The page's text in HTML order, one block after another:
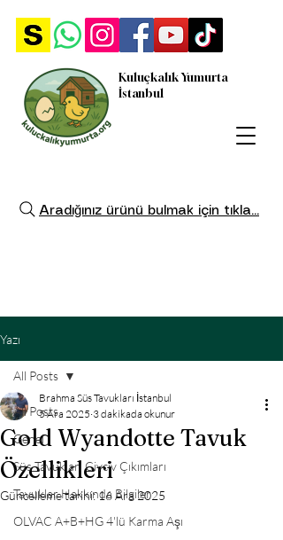
Kuluçkalık Yumurta
İstanbul
Aradığınız ürünü bulmak için tıkla...
Yazı
All Posts
Genel
Süs Tavukları Civciv Çıkımları
Tavuklar Hakkında Bilgiler
OLVAC A+B+HG 4'lü Karma Aşı
All Posts
Gold Wyandotte Tavuk
Özellikleri
Brahma Süs Tavukları İstanbul
5 Ara 2025 3 dakikada okunur
Güncelleme tarihi:16 Ara 2025